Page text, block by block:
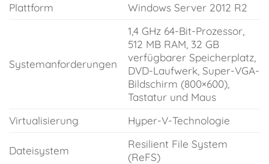
Plattform
Windows Server 2012 R2
Systemanforderungen
1,4 GHz 64-Bit-Prozessor,
512 MB RAM, 32 GB
verfügbarer Speicherplatz,
DVD-Laufwerk, Super-VGA-
Bildschirm (800×600),
Tastatur und Maus
Virtualisierung
Hyper-V-Technologie
Dateisystem
Resilient File System
(ReFS)